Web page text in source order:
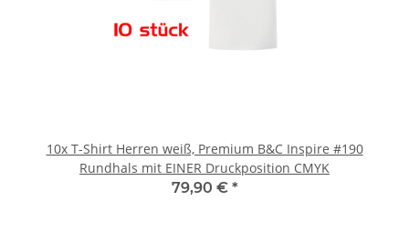
10x T-Shirt Herren weiß, Premium B&C Inspire #190
Rundhals mit EINER Druckposition CMYK
79,90 € *